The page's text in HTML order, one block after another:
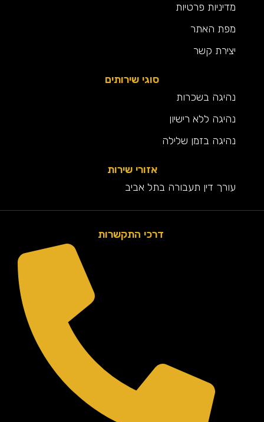
מדיניות פרטיות
מפת האתר
יצירת קשר
סוגי שירותים
נהיגה בשכרות
נהיגה ללא רישיון
נהיגה בזמן שלילה
אזורי שירות
עורך דין תעבורה בתל אביב
דרכי התקשרות